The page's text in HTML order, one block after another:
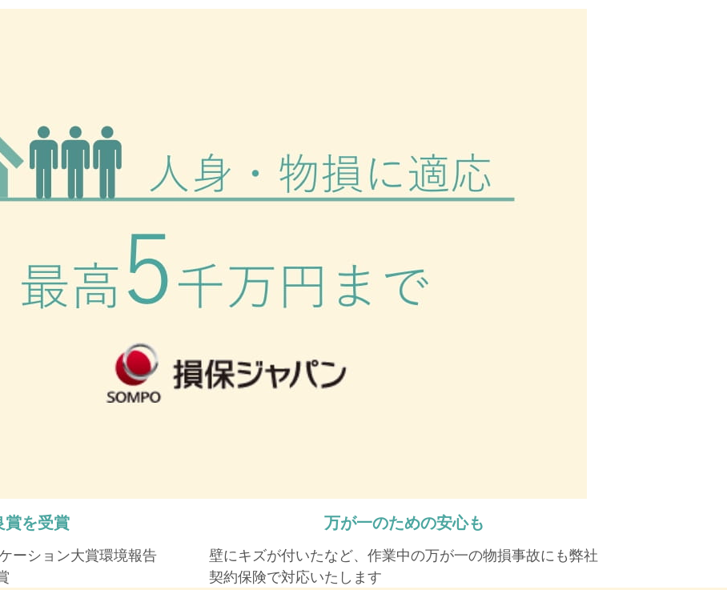
賞を受賞
ーション大賞環境報告
万が一のための安心も
壁にキズが付いたなど、作業中の万が一の物損事故にも弊社
契約保険で対応いたします